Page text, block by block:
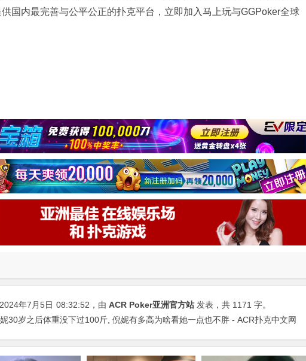
国内最完善与公平公正的扑克平台，立即加入马上玩与GGPoker全球
年7月5日 08:32:52 ，由 ACR Poker亚洲官方站 发表，共 1171 字。
妮30岁之后体重没下过100斤, 倪妮有多高为啥看她一点也不胖 - ACR扑克中文网